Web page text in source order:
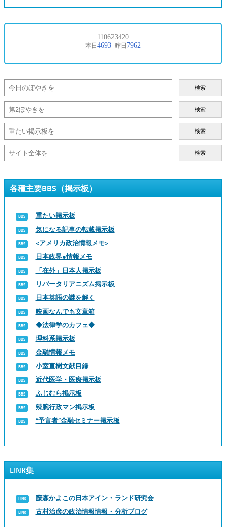
検索
検索
検索
検索
各種主要BBS（掲示板）
重たい掲示板
気になる記事の転載掲示板
<アメリカ政治情報メモ>
日本政界●情報メモ
「在外」日本人掲示板
リバータリアニズム掲示板
日本英語の謎を解く
映画なんでも文章箱
◆法律学のカフェ◆
理科系掲示板
金融情報メモ
小室直樹文献目録
近代医学・医療掲示板
ふじむら掲示板
辣腕行政マン掲示板
“予言者”金融セミナー掲示板
LINK集
藤森かよこの日本アイン・ランド研究会
古村治彦の政治情報情報・分析ブログ